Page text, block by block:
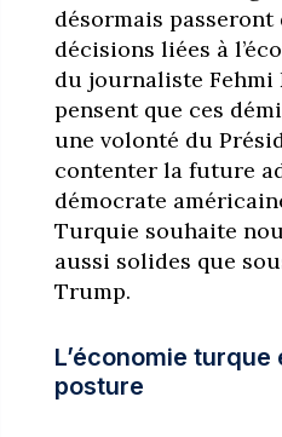
désormais
décisions liées à
du journaliste Fehmi
pensent que ces
une volonté du
contenter la future
démocrate
Turquie souhaite
aussi solides que
Trump.
L’économie turque
posture